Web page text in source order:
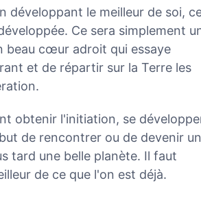
développant le meilleur de soi,
Ce sera simplement
beau cœur adroit qui essaye
et de répartir sur la Terre les
obtenir l'initiation, se
de rencontrer ou de devenir un
tard une belle planète. Il faut
de ce que l'on est déjà.